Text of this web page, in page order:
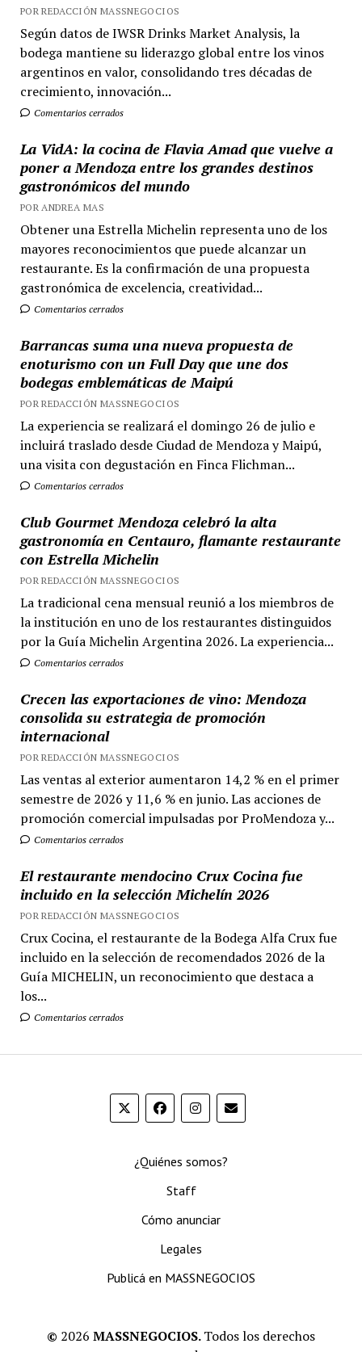
POR REDACCIÓN MASSNEGOCIOS
Según datos de IWSR Drinks Market Analysis, la
bodega mantiene su liderazgo global entre los vinos
argentinos en valor, consolidando tres décadas de
crecimiento, innovación...
Comentarios cerrados
La VidA: la cocina de Flavia Amad que vuelve a
poner a Mendoza entre los grandes destinos
gastronómicos del mundo
POR ANDREA MAS
Obtener una Estrella Michelin representa uno de los
mayores reconocimientos que puede alcanzar un
restaurante. Es la confirmación de una propuesta
gastronómica de excelencia, creatividad...
Comentarios cerrados
Barrancas suma una nueva propuesta de
enoturismo con un Full Day que une dos
bodegas emblemáticas de Maipú
POR REDACCIÓN MASSNEGOCIOS
La experiencia se realizará el domingo 26 de julio e
incluirá traslado desde Ciudad de Mendoza y Maipú,
una visita con degustación en Finca Flichman...
Comentarios cerrados
Club Gourmet Mendoza celebró la alta
gastronomía en Centauro, flamante restaurante
con Estrella Michelin
POR REDACCIÓN MASSNEGOCIOS
La tradicional cena mensual reunió a los miembros de
la institución en uno de los restaurantes distinguidos
por la Guía Michelin Argentina 2026. La experiencia...
Comentarios cerrados
Crecen las exportaciones de vino: Mendoza
consolida su estrategia de promoción
internacional
POR REDACCIÓN MASSNEGOCIOS
Las ventas al exterior aumentaron 14,2 % en el primer
semestre de 2026 y 11,6 % en junio. Las acciones de
promoción comercial impulsadas por ProMendoza y...
Comentarios cerrados
El restaurante mendocino Crux Cocina fue
incluido en la selección Michelín 2026
POR REDACCIÓN MASSNEGOCIOS
Crux Cocina, el restaurante de la Bodega Alfa Crux fue
incluido en la selección de recomendados 2026 de la
Guía MICHELIN, un reconocimiento que destaca a
los...
Comentarios cerrados
¿Quiénes somos?
Staff
Cómo anunciar
Legales
Publicá en MASSNEGOCIOS
© 2026 MASSNEGOCIOS.Todos los derechos